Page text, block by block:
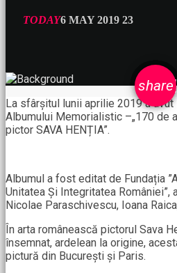
TODAY6 MAY 2019 23
share
email
La sfârșitul lunii aprilie 2019 a
Albumului Memorialistic –„170 de
pictor SAVA HENȚIA”.
Albumul a fost editat de Fundația
Unitatea Și Integritatea României”,
Nicolae Paraschivescu, Ioana
În arta românească pictorul Sava
însemnat, ardelean la origine,
pictură din București și Paris.